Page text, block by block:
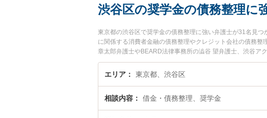
渋谷区の奨学金の債務整理に
東京都の渋谷区で奨学金の債務整理に強い弁護士が31名見
に関係する消費者金融の債務整理やクレジット会社の債務
章太郎弁護士やBEARD法律事務所の澁谷 望弁護士、渋谷ア
夜間に発生した奨学金の債務整理のトラブルを今すぐに弁
金の債務整理を法律相談できる渋谷区内の弁護士に相談予
エリア 東京都、渋谷区
相談内容 借金・債務整理、奨学金